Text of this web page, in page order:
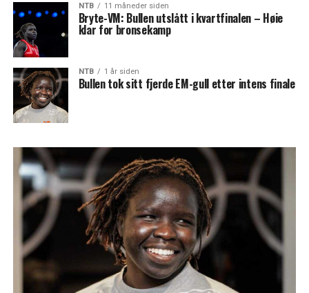
NTB 11 måneder siden
Bryte-VM: Bullen utslått i kvartfinalen – Høie
klar for bronsekamp
NTB 1 år siden
Bullen tok sitt fjerde EM-gull etter intens finale